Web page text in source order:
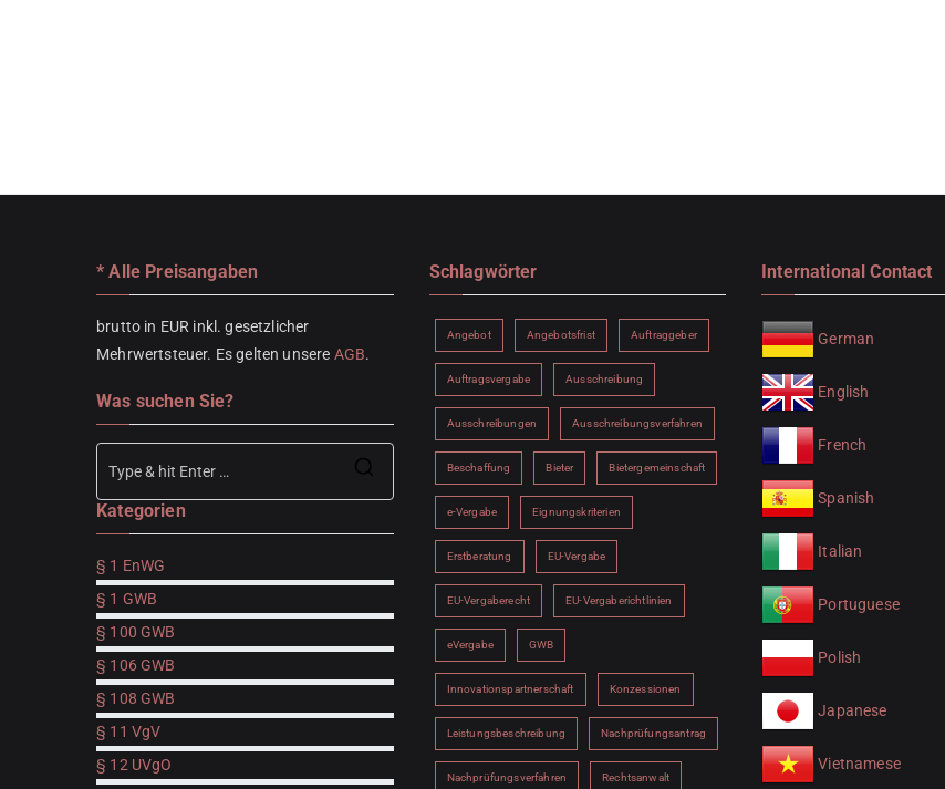
* Alle Preisangaben
brutto in EUR inkl. gesetzlicher
Mehrwertsteuer. Es gelten unsere AGB.
Was suchen Sie?
Search
Kategorien
§ 1 EnWG
§ 1 GWB
§ 100 GWB
§ 106 GWB
§ 108 GWB
§ 11 VgV
§ 12 UVgO
Schlagwörter
Angebot Angebotsfrist Auftraggeber
Auftragsvergabe Ausschreibung
Ausschreibungen Ausschreibungsverfahren
Beschaffung Bieter Bietergemeinschaft
e-Vergabe Eignungskriterien
Erstberatung EU-Vergabe
EU-Vergaberecht EU-Vergaberichtlinien
eVergabe GWB
Innovationspartnerschaft Konzessionen
Leistungsbeschreibung Nachprüfungsantrag
Nachprüfungsverfahren Rechtsanwalt
International Contact
German
English
French
Spanish
Italian
Portuguese
Polish
Japanese
Vietnamese